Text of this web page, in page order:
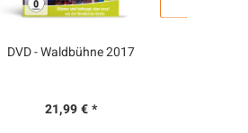
DVD - Waldbühne 2017
21,99 € *